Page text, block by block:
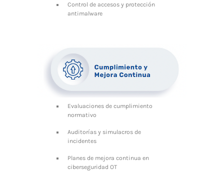
Control de accesos y protección
antimalware
Evaluaciones de cumplimiento
normativo
Auditorías y simulacros de
incidentes
Planes de mejora continua en
ciberseguridad OT